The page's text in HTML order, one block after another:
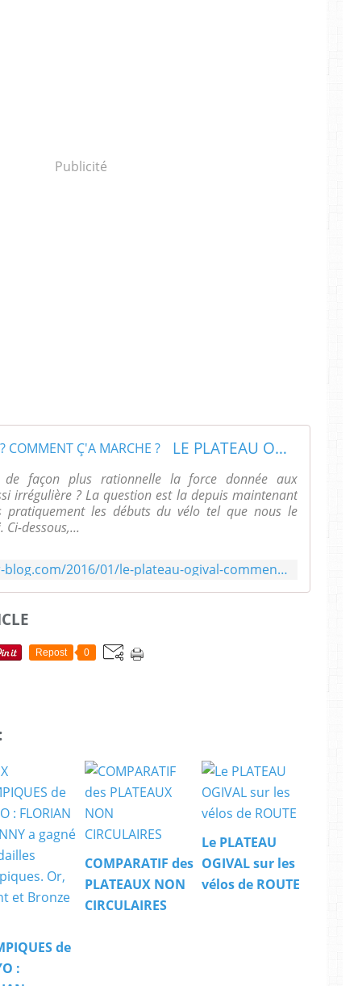
Publicité
LE PLATEAU OGIVAL ? COMMENT Ç'A MARCHE ?
de façon plus rationnelle la force donnée aux
irrégulière ? La question est la depuis maintenant
pratiquement les débuts du vélo tel que nous le
dessous,...
http://ogivalring.over-blog.com/2016/01/le-plateau-ogival-comment-c-a-marche.html
Repost 0
de
:
COMPARATIF des
PLATEAUX NON
CIRCULAIRES
Le PLATEAU
OGIVAL sur les
vélos de ROUTE